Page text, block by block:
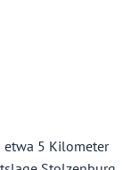
etwa 5 Kilometer